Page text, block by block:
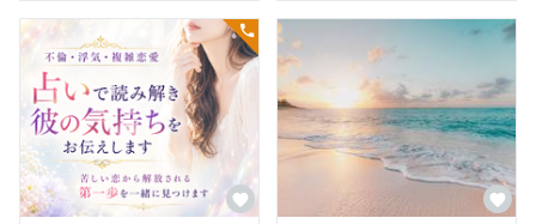
・恋愛・人間関係の大きな前進
※すべてご相談者様からいただいたご報告であり、結果
には個人差があります。
・ ───── ✧ ───── ・
【LoveAwakeが大切にしていること】